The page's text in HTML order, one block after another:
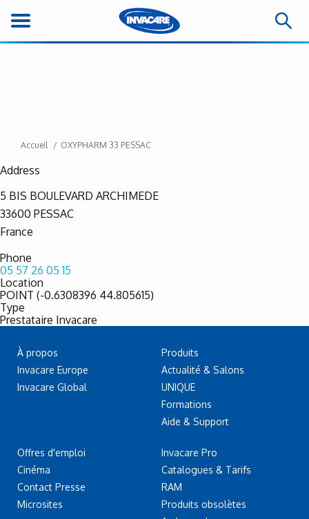
Accueil OXYPHARM 33 PESSAC
Address
5 BIS BOULEVARD ARCHIMEDE
33600 PESSAC
France
Phone
05 57 26 05 15
Location
POINT (-0.6308396 44.805615)
Type
Prestataire Invacare
À propos
Invacare Europe
Invacare Global
Offres d'emploi
Cinéma
Contact Presse
Microsites
Produits
Actualité & Salons
UNIQUE
Formations
Aide & Support
Invacare Pro
Catalogues & Tarifs
RAM
Produits obsolètes